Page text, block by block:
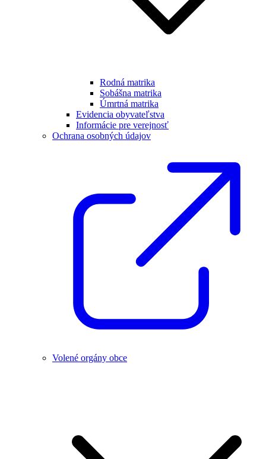
Rodná matrika
Sobášna matrika
Úmrtná matrika
Evidencia obyvateľstva
Informácie pre verejnosť
Ochrana osobných údajov
Volené orgány obce